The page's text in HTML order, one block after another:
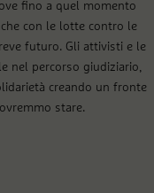
fino a quel momento
con le lotte contro le
futuro. Gli attivisti e le
nel percorso giudiziario,
creando un fronte
stare.